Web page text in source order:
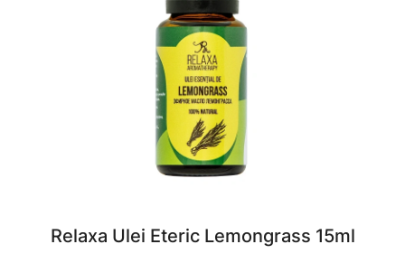
Relaxa Ulei Eteric Lemongrass 15ml